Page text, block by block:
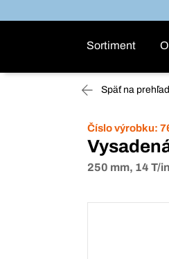
Sortiment
Späť na prehľad
Číslo výrobku:
250 mm, 14 T/